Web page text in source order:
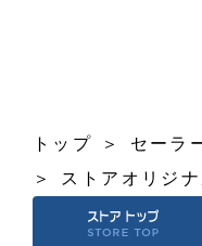
トップ
セーラ
ストアオリジ